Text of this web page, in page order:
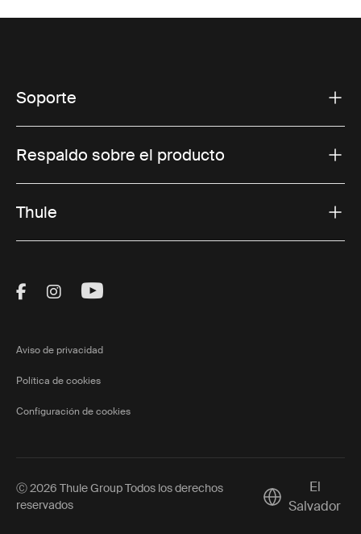
Soporte
Respaldo sobre el producto
Thule
Visit Thule on Facebook (external link)
Visit Thule on Instagram (external link)
Visit Thule on Youtube (external
Aviso de privacidad
Política de cookies
Configuración de cookies
Ⓒ 2026 Thule Group Todos los derechos
reservados
Current market/
El
Salvador